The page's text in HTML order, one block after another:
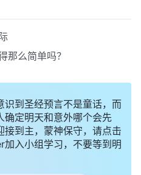
那么简单吗？
识到圣经预言不是童话，而
确定明天和意外哪个会先
接到主，蒙神保守，请点击
入小组学习，不要等到明